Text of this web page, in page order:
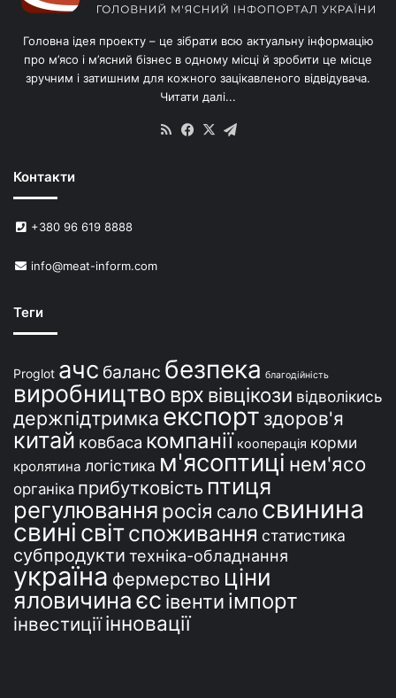
е
й
У
р
ї
Головна ідея проекту – це зібрати всю актуальну інформацію
про м’ясо і м’ясний бізнес в одному місці й зробити це місце
зручним і затишним для кожного зацікавленого відвідувача.
Читати далі...
RSS Facebook
X
Контакти
+380 96 619 8888
info@meat-inform.com
Теги
Proglot ачс баланс безпека благодійність
виробництво врх вівцікози відволікись
держпідтримка експорт здоров'я
китай ковбаса компанії кооперація корми
кролятина логістика м'ясоптиці нем'ясо
органіка прибутковість птиця
регулювання росія сало свинина
свині світспоживання статистика
субпродукти техніка-обладнання
україна фермерство ціни
яловичинаєс івенти імпорт
інвестиції інновації